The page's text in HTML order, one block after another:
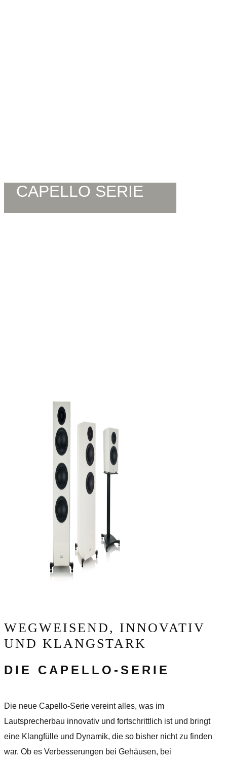
CAPELLO SERIE
WEGWEISEND, INNOVATIV
UND KLANGSTARK
DIE CAPELLO-SERIE
Die neue Capello-Serie vereint alles, was im
Lautsprecherbau innovativ und fortschrittlich ist und bringt
eine Klangfülle und Dynamik, die so bisher nicht zu finden
war. Ob es Verbesserungen bei Gehäusen, bei